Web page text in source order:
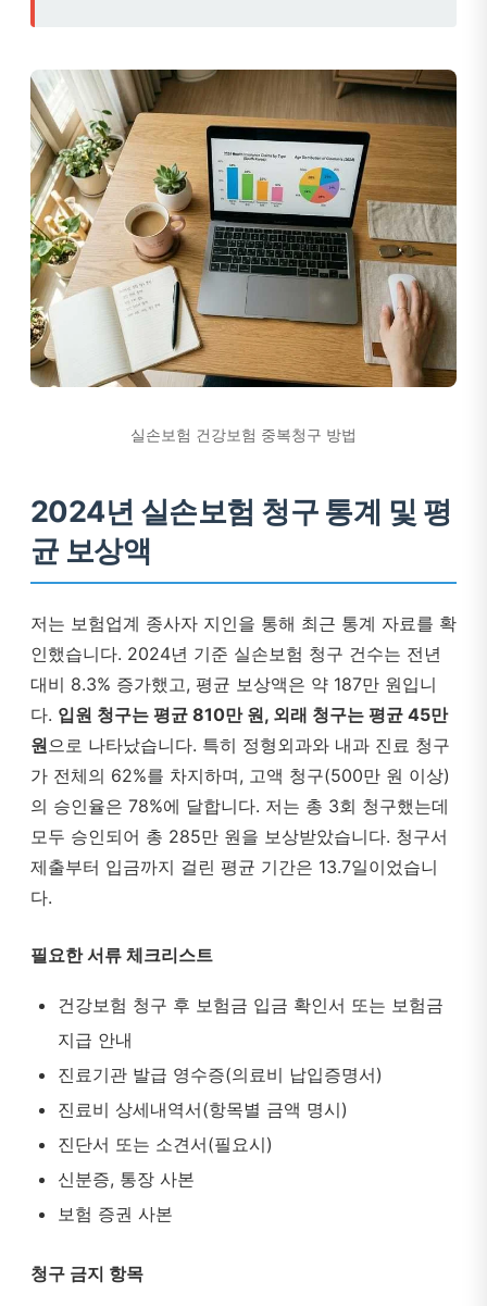
실손보험 건강보험 중복청구 방법
2024년 실손보험 청구 통계 및 평
균 보상액
저는 보험업계 종사자 지인을 통해 최근 통계 자료를 확
인했습니다. 2024년 기준 실손보험 청구 건수는 전년
대비 8.3% 증가했고, 평균 보상액은 약 187만 원입니
다. 입원 청구는 평균 810만 원, 외래 청구는 평균 45만
원으로 나타났습니다. 특히 정형외과와 내과 진료 청구
가 전체의 62%를 차지하며, 고액 청구(500만 원 이상)
의 승인율은 78%에 달합니다. 저는 총 3회 청구했는데
모두 승인되어 총 285만 원을 보상받았습니다. 청구서
제출부터 입금까지 걸린 평균 기간은 13.7일이었습니
다.
필요한 서류 체크리스트
건강보험 청구 후 보험금 입금 확인서 또는 보험금
지급 안내
진료기관 발급 영수증(의료비 납입증명서)
진료비 상세내역서(항목별 금액 명시)
진단서 또는 소견서(필요시)
신분증, 통장 사본
보험 증권 사본
청구 금지 항목